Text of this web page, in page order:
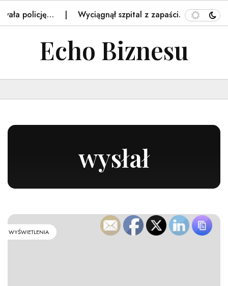
Wyciągnął szpital z zapaści. Teraz dyrektor
Echo Biznesu
wysłał
WYŚWIETLENIA